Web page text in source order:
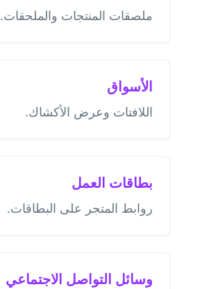
ملصقات المنتجات والملحقات.
الأسواق
اللافتات وعرض الأكشاك.
بطاقات العمل
روابط المتجر على البطاقات.
وسائل التواصل الاجتماعي